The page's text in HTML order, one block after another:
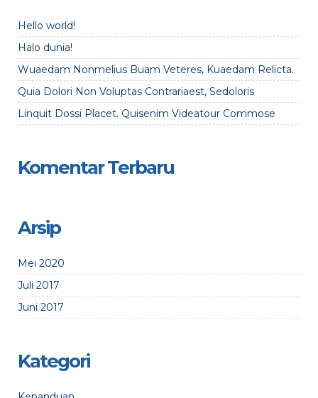
Hello world!
Halo dunia!
Wuaedam Nonmelius Buam Veteres, Kuaedam Relicta.
Quia Dolori Non Voluptas Contrariaest, Sedoloris
Linquit Dossi Placet. Quisenim Videatour Commose
Komentar Terbaru
Arsip
Mei 2020
Juli 2017
Juni 2017
Kategori